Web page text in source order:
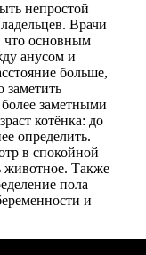
непростой
Врачи
что основным
анусом и
больше,
заметными
котёнка: до
определить.
в спокойной
животное. Также
пола
и